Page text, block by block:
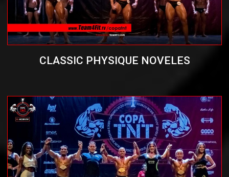
CLASSIC PHYSIQUE NOVELES